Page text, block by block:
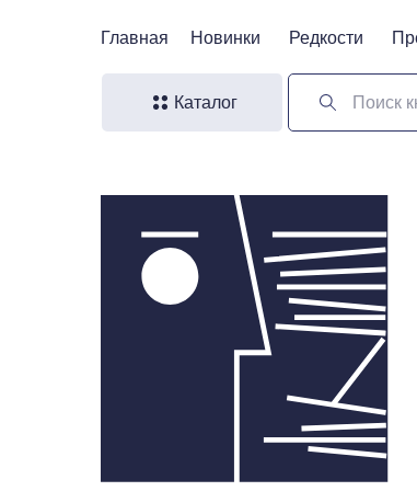
Поиск
Новинки Редкости
Главная
Каталог
Новинки Редкости
Главная